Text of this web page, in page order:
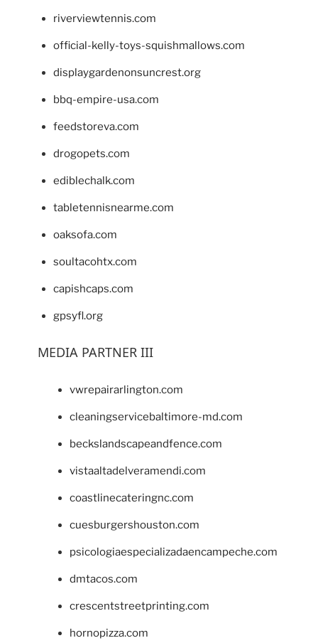
riverviewtennis.com
official-kelly-toys-squishmallows.com
displaygardenonsuncrest.org
bbq-empire-usa.com
feedstoreva.com
drogopets.com
ediblechalk.com
tabletennisnearme.com
oaksofa.com
soultacohtx.com
capishcaps.com
gpsyfl.org
MEDIA PARTNER III
vwrepairarlington.com
cleaningservicebaltimore-md.com
beckslandscapeandfence.com
vistaaltadelveramendi.com
coastlinecateringnc.com
cuesburgershouston.com
psicologiaespecializadaencampeche.com
dmtacos.com
crescentstreetprinting.com
hornopizza.com